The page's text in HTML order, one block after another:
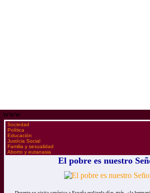
www
·Sociedad
·Política
·Educación
·Justícia Social
·Familia y sexualidad
·Aborto y eutanasia
El pobre es nuestro